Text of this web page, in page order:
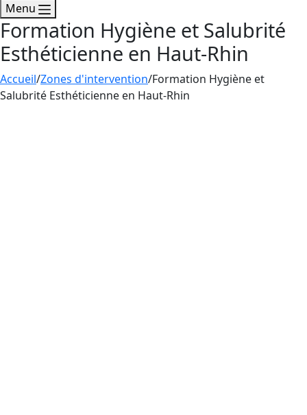
Menu
Formation Hygiène et Salubrité
Esthéticienne en Haut-Rhin
Accueil/Zones d'intervention/Formation Hygiène et
Salubrité Esthéticienne en Haut-Rhin